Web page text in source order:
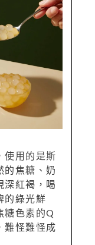
使用的是斯
的焦糖、奶
深紅褐，喝
的綠光鮮
糖色素的Q
難怪難怪成